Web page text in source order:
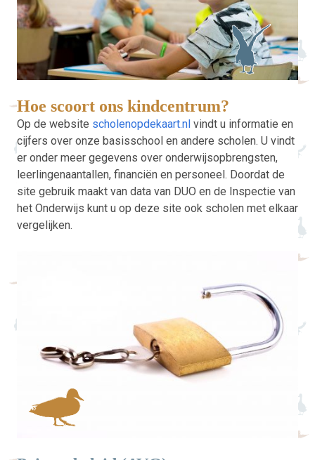
Hoe scoort ons kindcentrum?
Op de website scholenopdekaart.nl vindt u informatie en
cijfers over onze basisschool en andere scholen. U vindt
er onder meer gegevens over onderwijsopbrengsten,
leerlingenaantallen, financiën en personeel. Doordat de
site gebruik maakt van data van DUO en de Inspectie van
het Onderwijs kunt u op deze site ook scholen met elkaar
vergelijken.